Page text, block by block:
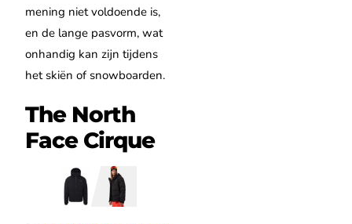
mening niet voldoende is,
en de lange pasvorm, wat
onhandig kan zijn tijdens
het skiën of snowboarden.
The North
Face Cirque